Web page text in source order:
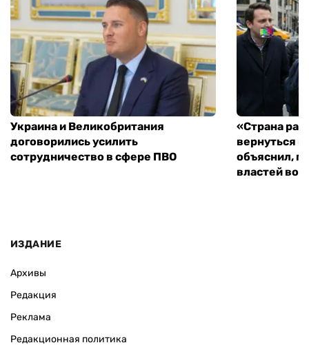
Украина и Великобритания
договорились усилить
сотрудничество в сфере ПВО
«Страна
вернуться
объяснил,
властей
ИЗДАНИЕ
Архивы
Редакция
Реклама
Редакционная политика